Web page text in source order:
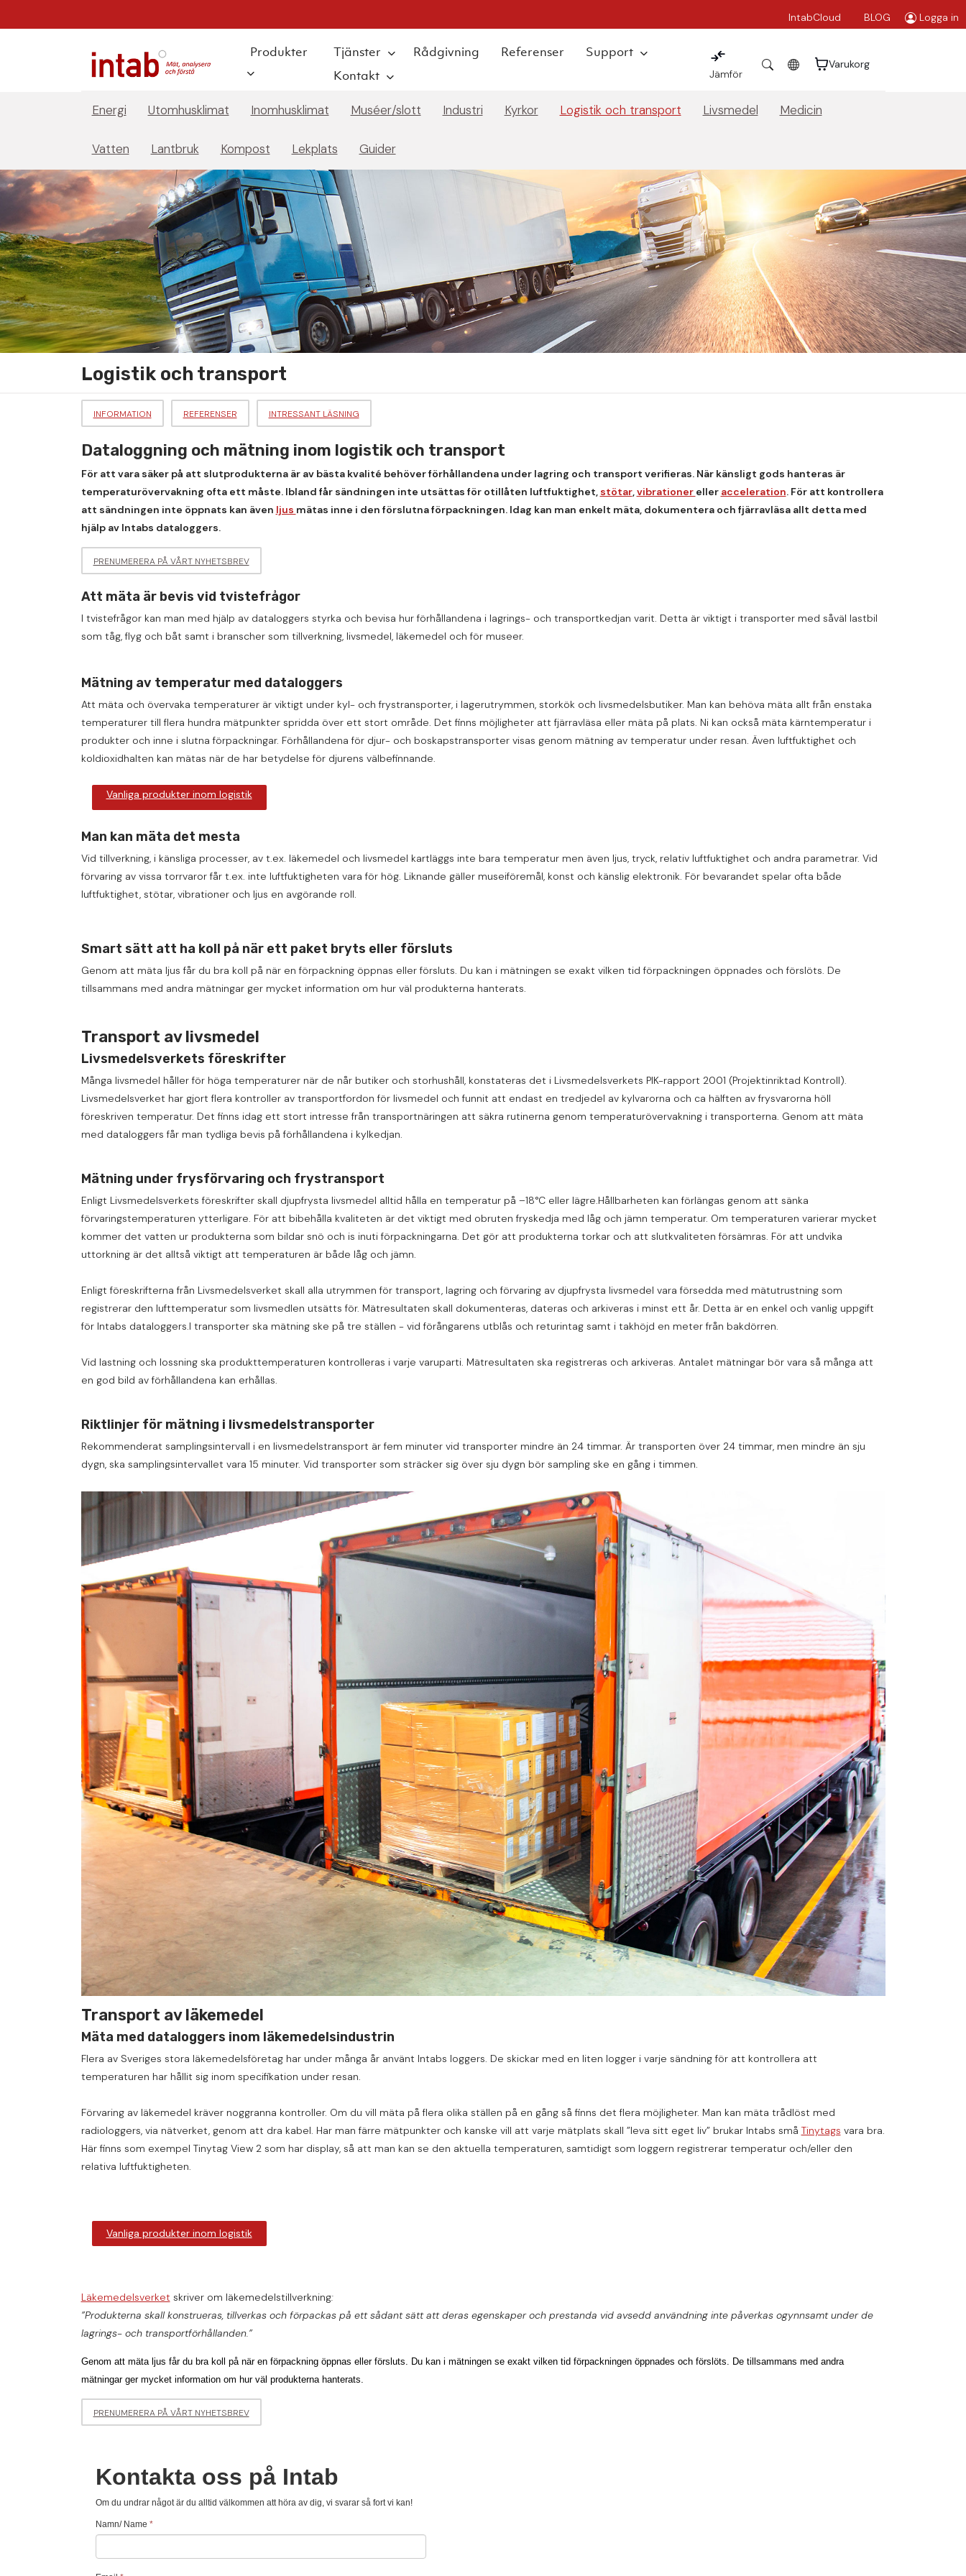
IntabCloud BLOG Logga in
Produkter Tjänster Rådgivning Referenser
Support
Kontakt
Jämför
Varukorg
Energi Utomhusklimat Inomhusklimat Muséer/slott Industri Kyrkor Logistik och transport Livsmedel Medicin
Vatten Lantbruk Kompost Lekplats Guider
Logistik och transport
INFORMATION REFERENSER INTRESSANT LÄSNING
Dataloggning och mätning inom logistik och transport
För att vara säker på att slutprodukterna är av bästa kvalité behöver förhållandena under lagring och transport verifieras. När känsligt gods hanteras är
temperaturövervakning ofta ett måste. Ibland får sändningen inte utsättas för otillåten luftfuktighet, stötar,vibrationer eller acceleration. För att kontrollera
att sändningen inte öppnats kan även ljus mätas inne i den förslutna förpackningen. Idag kan man enkelt mäta, dokumentera och fjärravläsa allt detta med
hjälp av Intabs dataloggers.
PRENUMERERA PÅ VÅRT NYHETSBREV
Att mäta är bevis vid tvistefrågor
I tvistefrågor kan man med hjälp av dataloggers styrka och bevisa hur förhållandena i lagrings- och transportkedjan varit. Detta är viktigt i transporter med såväl lastbil
som tåg, flyg och båt samt i branscher som tillverkning, livsmedel, läkemedel och för museer.
Mätning av temperatur med dataloggers
Att mäta och övervaka temperaturer är viktigt under kyl- och frystransporter, i lagerutrymmen, storkök och livsmedelsbutiker. Man kan behöva mäta allt från enstaka
temperaturer till flera hundra mätpunkter spridda över ett stort område. Det finns möjligheter att fjärravläsa eller mäta på plats. Ni kan också mäta kärntemperatur i
produkter och inne i slutna förpackningar. Förhållandena för djur- och boskapstransporter visas genom mätning av temperatur under resan. Även luftfuktighet och
koldioxidhalten kan mätas när de har betydelse för djurens välbefinnande.
Vanliga produkter inom logistik
Man kan mäta det mesta
Vid tillverkning, i känsliga processer, av t.ex. läkemedel och livsmedel kartläggs inte bara temperatur men även ljus, tryck, relativ luftfuktighet och andra parametrar. Vid
förvaring av vissa torrvaror får t.ex. inte luftfuktigheten vara för hög. Liknande gäller museiföremål, konst och känslig elektronik. För bevarandet spelar ofta både
luftfuktighet, stötar, vibrationer och ljus en avgörande roll.
Smart sätt att ha koll på när ett paket bryts eller försluts
Genom att mäta ljus får du bra koll på när en förpackning öppnas eller försluts. Du kan i mätningen se exakt vilken tid förpackningen öppnades och förslöts. De
tillsammans med andra mätningar ger mycket information om hur väl produkterna hanterats.
Transport av livsmedel
Livsmedelsverkets föreskrifter
Många livsmedel håller för höga temperaturer när de når butiker och storhushåll, konstateras det i Livsmedelsverkets PIK-rapport 2001 (Projektinriktad Kontroll).
Livsmedelsverket har gjort flera kontroller av transportfordon för livsmedel och funnit att endast en tredjedel av kylvarorna och ca hälften av frysvarorna höll
föreskriven temperatur. Det finns idag ett stort intresse från transportnäringen att säkra rutinerna genom temperaturövervakning i transporterna. Genom att mäta
med dataloggers får man tydliga bevis på förhållandena i kylkedjan.
Mätning under frysförvaring och frystransport
Enligt Livsmedelsverkets föreskrifter skall djupfrysta livsmedel alltid hålla en temperatur på –18°C eller lägre.Hållbarheten kan förlängas genom att sänka
förvaringstemperaturen ytterligare. För att bibehålla kvaliteten är det viktigt med obruten fryskedja med låg och jämn temperatur. Om temperaturen varierar mycket
kommer det vatten ur produkterna som bildar snö och is inuti förpackningarna. Det gör att produkterna torkar och att slutkvaliteten försämras. För att undvika
uttorkning är det alltså viktigt att temperaturen är både låg och jämn.
Enligt föreskrifterna från Livsmedelsverket skall alla utrymmen för transport, lagring och förvaring av djupfrysta livsmedel vara försedda med mätutrustning som
registrerar den lufttemperatur som livsmedlen utsätts för. Mätresultaten skall dokumenteras, dateras och arkiveras i minst ett år. Detta är en enkel och vanlig uppgift
för Intabs dataloggers.I transporter ska mätning ske på tre ställen - vid förångarens utblås och returintag samt i takhöjd en meter från bakdörren.
Vid lastning och lossning ska produkttemperaturen kontrolleras i varje varuparti. Mätresultaten ska registreras och arkiveras. Antalet mätningar bör vara så många att
en god bild av förhållandena kan erhållas.
Riktlinjer för mätning i livsmedelstransporter
Rekommenderat samplingsintervall i en livsmedelstransport är fem minuter vid transporter mindre än 24 timmar. Är transporten över 24 timmar, men mindre än sju
dygn, ska samplingsintervallet vara 15 minuter. Vid transporter som sträcker sig över sju dygn bör sampling ske en gång i timmen.
Transport av läkemedel
Mäta med dataloggers inom läkemedelsindustrin
Flera av Sveriges stora läkemedelsföretag har under många år använt Intabs loggers. De skickar med en liten logger i varje sändning för att kontrollera att
temperaturen har hållit sig inom specifikation under resan.
Förvaring av läkemedel kräver noggranna kontroller. Om du vill mäta på flera olika ställen på en gång så finns det flera möjligheter. Man kan mäta trådlöst med
radiologgers, via nätverket, genom att dra kabel. Har man färre mätpunkter och kanske vill att varje mätplats skall ”leva sitt eget liv” brukar Intabs små Tinytags vara bra.
Här finns som exempel Tinytag View 2 som har display, så att man kan se den aktuella temperaturen, samtidigt som loggern registrerar temperatur och/eller den
relativa luftfuktigheten.
Vanliga produkter inom logistik
Läkemedelsverket skriver om läkemedelstillverkning:
”Produkterna skall konstrueras, tillverkas och förpackas på ett sådant sätt att deras egenskaper och prestanda vid avsedd användning inte påverkas ogynnsamt under de
lagrings- och transportförhållanden.”
Genom att mäta ljus får du bra koll på när en förpackning öppnas eller försluts. Du kan i mätningen se exakt vilken tid förpackningenöppnades och förslöts. De tillsammans med andra
mätningar ger mycket information om hur väl produkterna hanterats.
PRENUMERERA PÅ VÅRT NYHETSBREV